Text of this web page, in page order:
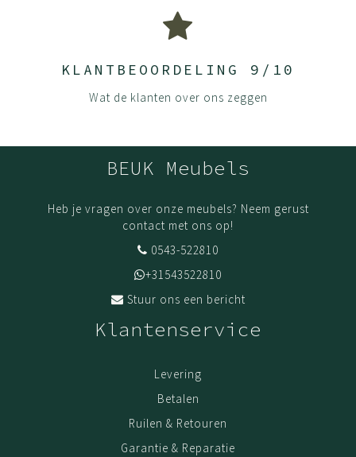
KLANTBEOORDELING 9/10
Wat de klanten over ons zeggen
BEUK Meubels
Heb je vragen over onze meubels? Neem gerust
contact met ons op!
0543-522810
+31543522810
Stuur ons een bericht
Klantenservice
Levering
Betalen
Ruilen & Retouren
Garantie & Reparatie